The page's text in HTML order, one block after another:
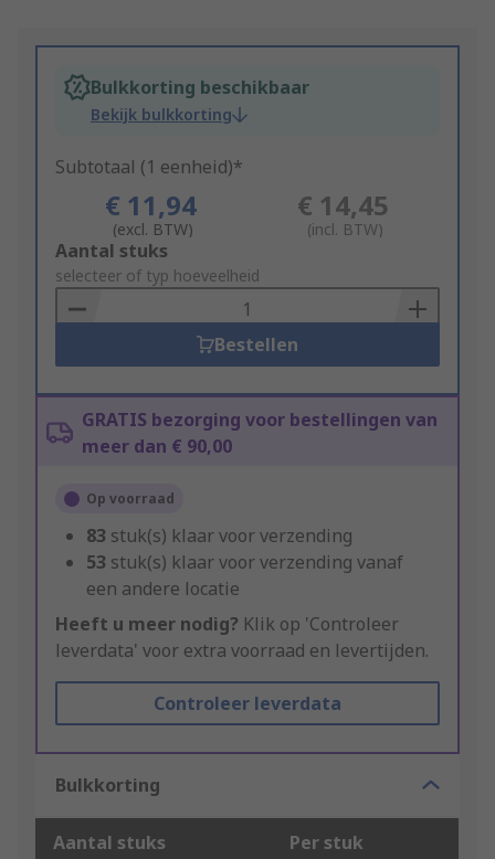
Bulkkorting beschikbaar
Bekijk bulkkorting
Subtotaal (1 eenheid)*
€ 11,94
(excl. BTW)
€ 14,45
(incl. BTW)
Add
to
Basket
Aantal stuks
selecteer of typ hoeveelheid
Bestellen
GRATIS bezorging voor bestellingen van
meer dan € 90,00
Op voorraad
83 stuk(s) klaar voor verzending
53 stuk(s) klaar voor verzending vanaf
een andere locatie
Heeft u meer nodig? Klik op 'Controleer
leverdata' voor extra voorraad en levertijden.
Controleer leverdata
Bulkkorting
Aantal stuks Per stuk